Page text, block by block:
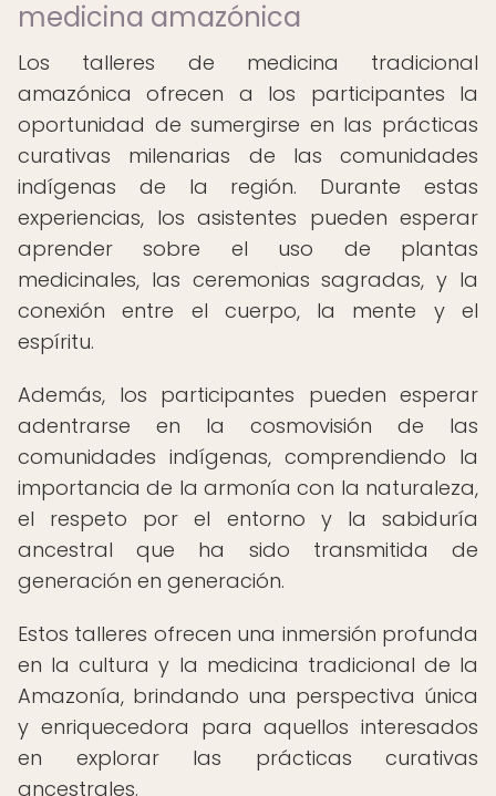
medicina amazónica
Los talleres de medicina tradicional
amazónica ofrecen a los participantes la
oportunidad de sumergirse en las prácticas
curativas milenarias de las comunidades
indígenas de la región. Durante estas
experiencias, los asistentes pueden esperar
aprender sobre el uso de plantas
medicinales, las ceremonias sagradas, y la
conexión entre el cuerpo, la mente y el
espíritu.
Además, los participantes pueden esperar
adentrarse en la cosmovisión de las
comunidades indígenas, comprendiendo la
importancia de la armonía con la naturaleza,
el respeto por el entorno y la sabiduría
ancestral que ha sido transmitida de
generación en generación.
Estos talleres ofrecen una inmersión profunda
en la cultura y la medicina tradicional de la
Amazonía, brindando una perspectiva única
y enriquecedora para aquellos interesados
en explorar las prácticas curativas
ancestrales.